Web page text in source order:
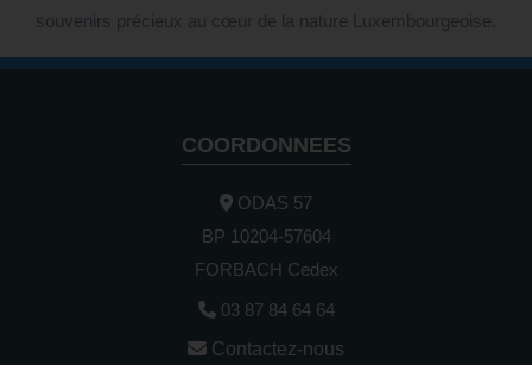
souvenirs précieux au cœur de la nature Luxembourgeoise.
COORDONNEES
ODAS 57
BP 10204-57604
FORBACH Cedex
03 87 84 64 64
Contactez-nous